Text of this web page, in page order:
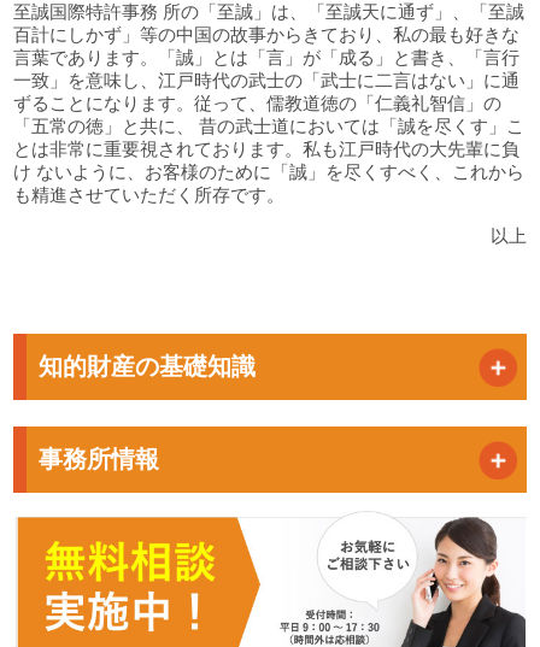
至誠国際特許事務 所の「至誠」は、「至誠天に通ず」、「至誠
百計にしかず」等の中国の故事からきており、私の最も好きな
言葉であります。「誠」とは「言」が「成る」と書き、「言行
一致」を意味し、江戸時代の武士の「武士に二言はない」に通
ずることになります。従って、儒教道徳の「仁義礼智信」の
「五常の徳」と共に、 昔の武士道においては「誠を尽くす」こ
とは非常に重要視されております。私も江戸時代の大先輩に負
け ないように、お客様のために「誠」を尽くすべく、これから
も精進させていただく所存です。
以上
知的財産の基礎知識
事務所情報